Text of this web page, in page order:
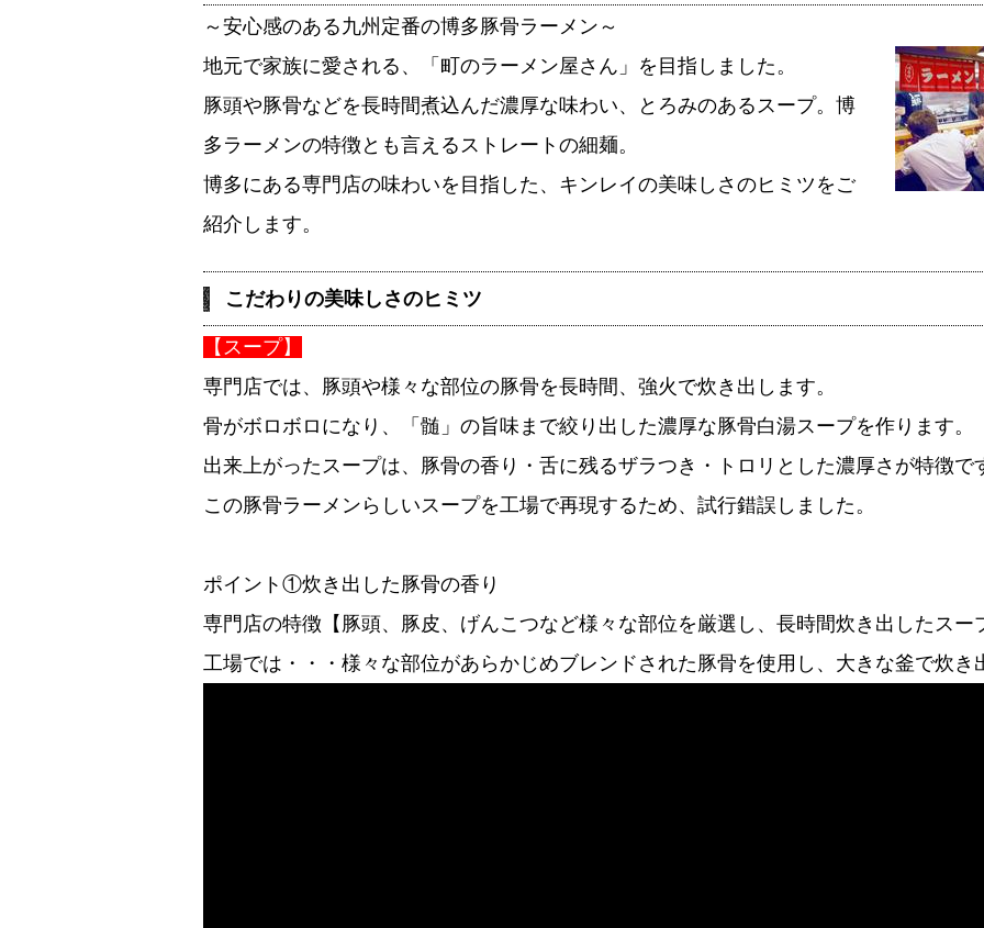
～安心感のある九州定番の博多豚骨ラーメン～
地元で家族に愛される、「町のラーメン屋さん」を目指しました。
豚頭や豚骨などを長時間煮込んだ濃厚な味わい、とろみのあるスープ。博
多ラーメンの特徴とも言えるストレートの細麺。
博多にある専門店の味わいを目指した、キンレイの美味しさのヒミツをご
紹介します。
こだわりの美味しさのヒミツ
【スープ】
専門店では、豚頭や様々な部位の豚骨を長時間、強火で炊き出します。
骨がボロボロになり、「髄」の旨味まで絞り出した濃厚な豚骨白湯スープを作ります。
出来上がったスープは、豚骨の香り・舌に残るザラつき・トロリとした濃厚さが特徴で
この豚骨ラーメンらしいスープを工場で再現するため、試行錯誤しました。
ポイント①炊き出した豚骨の香り
専門店の特徴【豚頭、豚皮、げんこつなど様々な部位を厳選し、長時間炊き出したスー
工場では・・・様々な部位があらかじめブレンドされた豚骨を使用し、大きな釜で炊き